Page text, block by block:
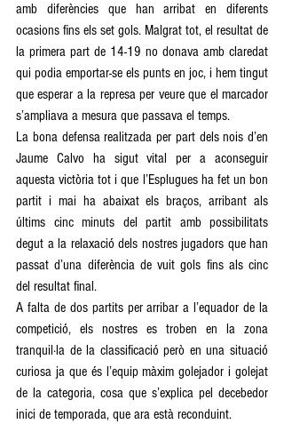
amb diferències que han arribat en diferents
ocasions fins els set gols. Malgrat tot, el resultat de
la primera part de 14-19 no donava amb claredat
qui podia emportar-se els punts en joc, i hem tingut
que esperar a la represa per veure que el marcador
s’ampliava a mesura que passava el temps.
La bona defensa realitzada per part dels nois d’en
Jaume Calvo ha sigut vital per a aconseguir
aquesta victòria tot i que l’Esplugues ha fet un bon
partit i mai ha abaixat els braços, arribant als
últims cinc minuts del partit amb possibilitats
degut a la relaxació dels nostres jugadors que han
passat d’una diferència de vuit gols fins als cinc
del resultat final.
A falta de dos partits per arribar a l’equador de la
competició, els nostres es troben en la zona
tranquil·la de la classificació però en una situació
curiosa ja que és l’equip màxim golejador i golejat
de la categoria, cosa que s’explica pel decebedor
inici de temporada, que ara està reconduint.